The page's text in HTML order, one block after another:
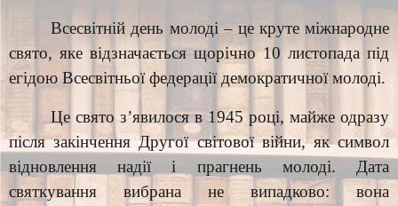
Всесвітній день молоді – це круте міжнародне
свято, яке відзначається щорічно 10 листопада під
егідою Всесвітньої федерації демократичної молоді.
Це свято з’явилося в 1945 році, майже одразу
після закінчення Другої світової війни, як символ
відновлення надії і прагнень молоді. Дата
святкування вибрана не випадково: вона